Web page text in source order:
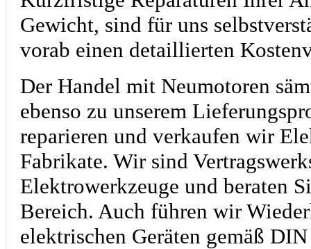
Gewicht, sind für uns
vorab einen detaillierten
Der Handel mit Neumotoren
ebenso zu unserem
reparieren und verkaufen wir
Fabrikate. Wir sind
Elektrowerkzeuge und beraten
Bereich. Auch führen wir
elektrischen Geräten gemäß